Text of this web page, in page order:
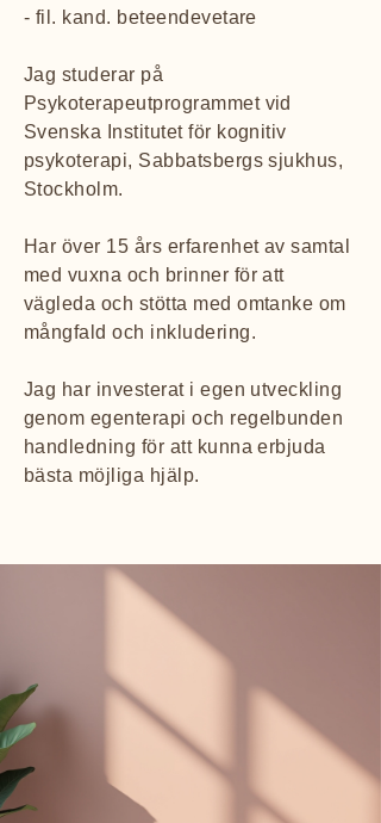
- fil. kand. beteendevetare
Jag studerar på
Psykoterapeutprogrammet vid
Svenska Institutet för kognitiv
psykoterapi, Sabbatsbergs sjukhus,
Stockholm.
Har över 15 års erfarenhet av samtal
med vuxna och brinner för att
vägleda och stötta med omtanke om
mångfald och inkludering.
Jag har investerat i egen utveckling
genom egenterapi och regelbunden
handledning för att kunna erbjuda
bästa möjliga hjälp.